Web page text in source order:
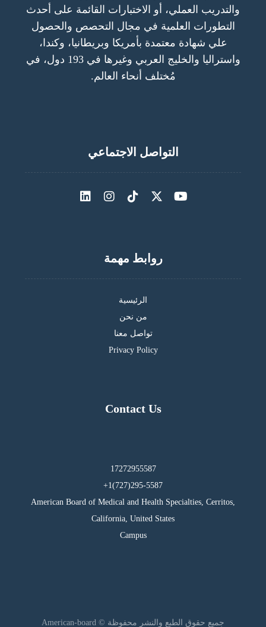
والتدريب العملي، أو الاختبارات القائمة على أحدث
التطورات العلمية في مجال التحصص والحصول
علي شهادة معتمدة بأمريكا وبريطانيا، وكندا،
واستراليا والخليج العربي وغيرها في 193 دول، في
مُختلف أنحاء العالم.
التواصل الاجتماعي
روابط مهمة
الرئيسية
من نحن
تواصل معنا
Privacy Policy
Contact Us
17272955587
295-5587(727)1+
American Board of Medical and Health Specialties, Cerritos,
California, United States
Campus
جميع حقوق الطبع والنشر محفوظة © American-board